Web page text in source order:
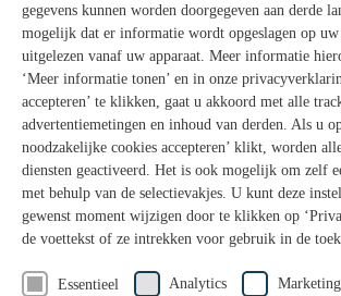
Voorbereiding ondergrond
Vloeregalisaties
Afdichtingen
Tegellijmen
Voegmortels
Voegen / Siliconen
Montagelijmen
Natuursteenprogramma
Vloerbedekkings- en parketlijmen
Wandegalesaties
Accessoires
PANDOMO®
Badkamerrenovatie met wedi
gegevens kunnen worden doorgegeven aan derde
mogelijk dat er informatie wordt opgeslagen op
uitgelezen vanaf uw apparaat. Meer informatie
‘Meer informatie tonen’ en in onze
accepteren’ te klikken, gaat u akkoord met alle
advertentiemetingen en inhoud van derden. Als u
noodzakelijke cookies accepteren’ klikt, worden
diensten geactiveerd. Het is ook mogelijk om zelf
met behulp van de selectievakjes. U kunt deze
gewenst moment wijzigen door te klikken op
de voettekst of ze intrekken voor gebruik in de
Essentieel Analytics Marketing